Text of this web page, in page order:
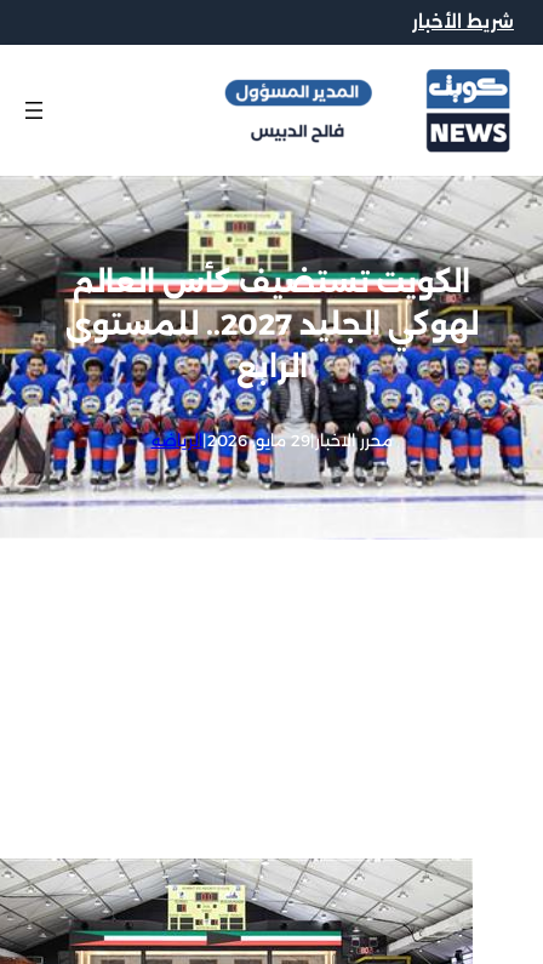
شريط الأخبار
الكويت تستضيف كأس العالم
لهوكي الجليد 2027.. للمستوى
الرابع
محرر الاخبار|29 مايو, 2026 |الرياضه